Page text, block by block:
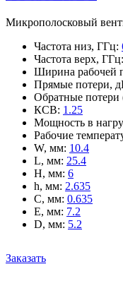
Микрополосковый
Частота низ, ГГц:
Частота верх, ГГц:
Ширина рабочей
Прямые потери,
Обратные потери
КСВ: 1.25
Мощность в
Рабочие
W, мм: 10.4
L, мм: 25.4
H, мм: 6
h, мм: 2.635
C, мм: 0.635
E, мм: 7.2
D, мм: 5.2
Заказать